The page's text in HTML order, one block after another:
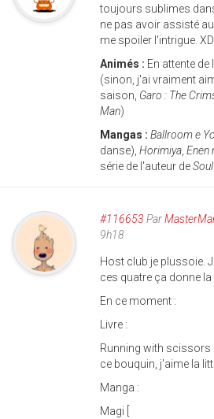
toujours sublimes
ne pas avoir assisté
me spoiler l'intrigue.
Animés : En attente
(sinon, j'ai vraiment
saison, Garo : The
Man)
Mangas : Ballroom e
danse), Horimiya Enen
série de l'auteur de
#116653 Par
9h18
Host club je plussoie.
ces quatre ça donne la
En ce moment :
Livre :
Running with scissors
ce bouquin, j'aime la
Manga :
Magi [